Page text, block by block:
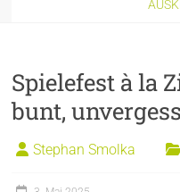
Spielefest à la
bunt,
Stephan Smolka